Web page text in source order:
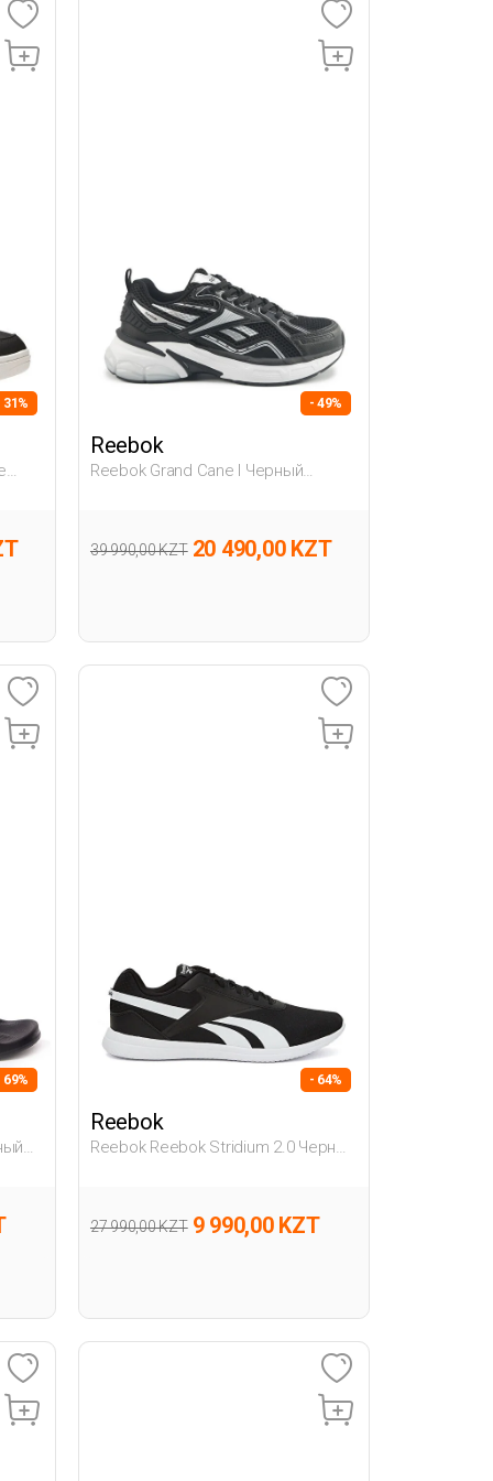
31% - 49%
Reebok
Reebok Grand Cane I Черный
39 990,00 KZT 20 490,00 KZT
69% - 64%
Reebok
Reebok Reebok Stridium 2.0 Черный
27 990,00 KZT 9 990,00 KZT